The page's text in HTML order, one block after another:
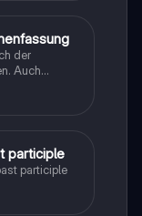
der
Auch
participle
participle